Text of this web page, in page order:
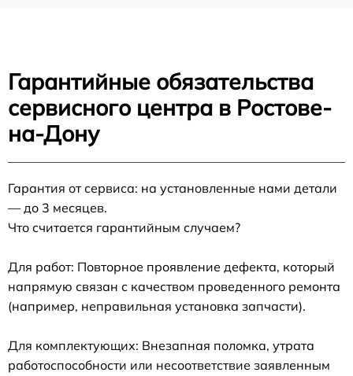
Гарантийные обязательства
сервисного центра в Ростове-
на-Дону
Гарантия от сервиса: на установленные нами детали
— до 3 месяцев.
Что считается гарантийным случаем?
Для работ: Повторное проявление дефекта, который
напрямую связан с качеством проведенного ремонта
(например, неправильная установка запчасти).
Для комплектующих: Внезапная поломка, утрата
работоспособности или несоответствие заявленным